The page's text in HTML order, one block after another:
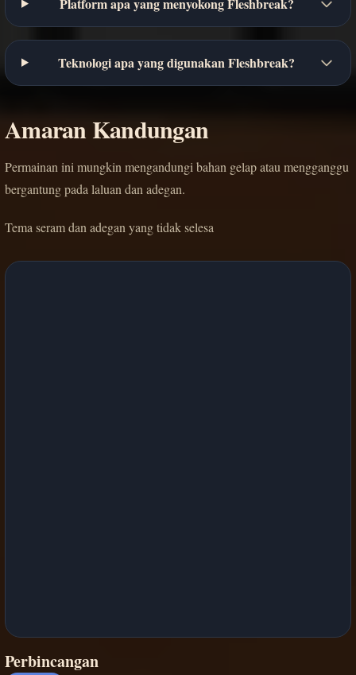
Teknologi apa yang digunakan Fleshbreak?
Amaran Kandungan
Permainan ini mungkin mengandungi bahan gelap atau mengganggu
bergantung pada laluan dan adegan.
Tema seram dan adegan yang tidak selesa
Perbincangan